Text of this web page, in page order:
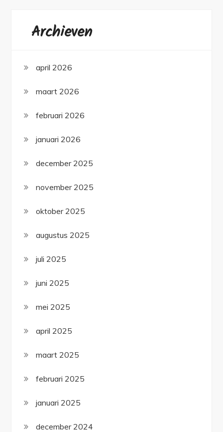
Archieven
april 2026
maart 2026
februari 2026
januari 2026
december 2025
november 2025
oktober 2025
augustus 2025
juli 2025
juni 2025
mei 2025
april 2025
maart 2025
februari 2025
januari 2025
december 2024